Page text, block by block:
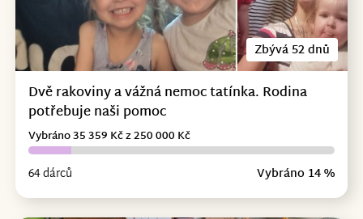
Zbývá 52 dnů
Dvě rakoviny a vážná nemoc tatínka. Rodina
potřebuje naši pomoc
64 dárců Vybráno 14 %
Vybráno 35 359 Kč z 250 000 Kč